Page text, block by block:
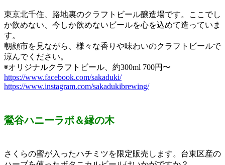
東京北千住、路地裏のクラフトビール醸造場です。ここでし
か飲めない、今しか飲めないビールを心を込めて造っていま
す。
朝顔市を見ながら、様々な香りや味わいのクラフトビールで
涼んでください。
◉オリジナルクラフトビール、約300ml 700円〜
https://www.facebook.com/sakaduki/
https://www.instagram.com/sakadukibrewing/
鶯谷ハニーラボ＆縁の木
さくらの蜜が入ったハチミツを限定販売します。台東区産の